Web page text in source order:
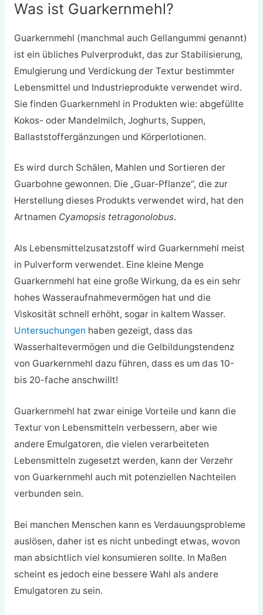
Was ist Guarkernmehl?
Guarkernmehl (manchmal auch Gellangummi genannt)
ist ein übliches Pulverprodukt, das zur Stabilisierung,
Emulgierung und Verdickung der Textur bestimmter
Lebensmittel und Industrieprodukte verwendet wird.
Sie finden Guarkernmehl in Produkten wie: abgefüllte
Kokos- oder Mandelmilch, Joghurts, Suppen,
Ballaststoffergänzungen und Körperlotionen.
Es wird durch Schälen, Mahlen und Sortieren der
Guarbohne gewonnen. Die „Guar-Pflanze“, die zur
Herstellung dieses Produkts verwendet wird, hat den
Artnamen Cyamopsis tetragonolobus.
Als Lebensmittelzusatzstoff wird Guarkernmehl meist
in Pulverform verwendet. Eine kleine Menge
Guarkernmehl hat eine große Wirkung, da es ein sehr
hohes Wasseraufnahmevermögen hat und die
Viskosität schnell erhöht, sogar in kaltem Wasser.
Untersuchungen haben gezeigt, dass das
Wasserhaltevermögen und die Gelbildungstendenz
von Guarkernmehl dazu führen, dass es um das 10-
bis 20-fache anschwillt!
Guarkernmehl hat zwar einige Vorteile und kann die
Textur von Lebensmitteln verbessern, aber wie
andere Emulgatoren, die vielen verarbeiteten
Lebensmitteln zugesetzt werden, kann der Verzehr
von Guarkernmehl auch mit potenziellen Nachteilen
verbunden sein.
Bei manchen Menschen kann es Verdauungsprobleme
auslösen, daher ist es nicht unbedingt etwas, wovon
man absichtlich viel konsumieren sollte. In Maßen
scheint es jedoch eine bessere Wahl als andere
Emulgatoren zu sein.